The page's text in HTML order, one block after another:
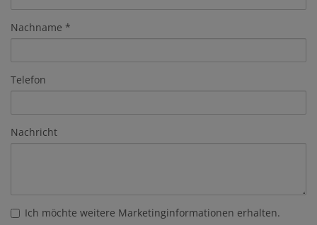
Nachname
Telefon
Nachricht
Ich möchte weitere Marketinginformationen erhalten.